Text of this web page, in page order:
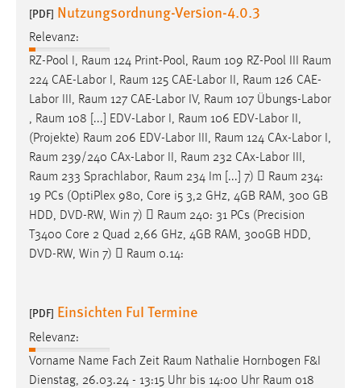
[PDF] Nutzungsordnung-Version-4.0.3
Relevanz:
RZ-Pool I, Raum 124 Print-Pool, Raum 109 RZ-Pool III Raum
224 CAE-Labor I, Raum 125 CAE-Labor II, Raum 126 CAE-
Labor III, Raum 127 CAE-Labor IV, Raum 107 Übungs-Labor
, Raum 108 [...] EDV-Labor I, Raum 106 EDV-Labor II,
(Projekte) Raum 206 EDV-Labor III, Raum 124 CAx-Labor I,
Raum 239/240 CAx-Labor II, Raum 232 CAx-Labor III,
Raum 233 Sprachlabor, Raum 234 Im [...] 7)  Raum 234:
19 PCs (OptiPlex 980, Core i5 3,2 GHz, 4GB RAM, 300 GB
HDD, DVD-RW, Win 7)  Raum 240: 31 PCs (Precision
T3400 Core 2 Quad 2,66 GHz, 4GB RAM, 300GB HDD,
DVD-RW, Win 7)  Raum 0.14:
[PDF] Einsichten FuI Termine
Relevanz:
Vorname Name Fach Zeit Raum Nathalie Hornbogen F&I
Dienstag, 26.03.24 - 13:15 Uhr bis 14:00 Uhr Raum 018